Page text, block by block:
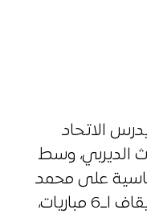
الاتحاد
الديربي، وسط
على محمد
الأمين توغاي، قد تصل إلى الإيقاف اــ6 مباريات،